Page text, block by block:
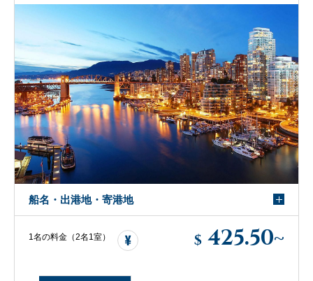
船名・出港地・寄港地
1名の料金（2名1室） $ 425.50~